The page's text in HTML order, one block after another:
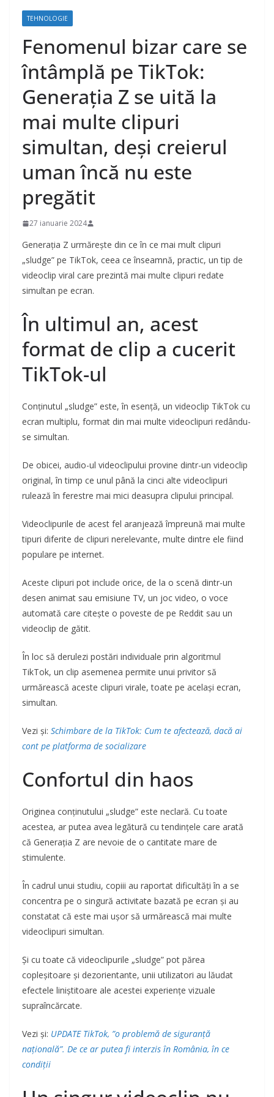
TEHNOLOGIE
Fenomenul bizar care se
întâmplă pe TikTok:
Generația Z se uită la
mai multe clipuri
simultan, deși creierul
uman încă nu este
pregătit
27 ianuarie 2024
Generația Z urmărește din ce în ce mai mult clipuri
„sludge” pe TikTok, ceea ce înseamnă, practic, un tip de
videoclip viral care prezintă mai multe clipuri redate
simultan pe ecran.
În ultimul an, acest
format de clip a cucerit
TikTok-ul
Conținutul „sludge” este, în esență, un videoclip TikTok cu
ecran multiplu, format din mai multe videoclipuri redându-
se simultan.
De obicei, audio-ul videoclipului provine dintr-un videoclip
original, în timp ce unul până la cinci alte videoclipuri
rulează în ferestre mai mici deasupra clipului principal.
Videoclipurile de acest fel aranjează împreună mai multe
tipuri diferite de clipuri nerelevante, multe dintre ele fiind
populare pe internet.
Aceste clipuri pot include orice, de la o scenă dintr-un
desen animat sau emisiune TV, un joc video, o voce
automată care citește o poveste de pe Reddit sau un
videoclip de gătit.
În loc să derulezi postări individuale prin algoritmul
TikTok, un clip asemenea permite unui privitor să
urmărească aceste clipuri virale, toate pe același ecran,
simultan.
Vezi și: Schimbare de la TikTok: Cum te afectează, dacă ai
cont pe platforma de socializare
Confortul din haos
Originea conținutului „sludge” este neclară. Cu toate
acestea, ar putea avea legătură cu tendințele care arată
că Generația Z are nevoie de o cantitate mare de
stimulente.
În cadrul unui studiu, copiii au raportat dificultăți în a se
concentra pe o singură activitate bazată pe ecran și au
constatat că este mai ușor să urmărească mai multe
videoclipuri simultan.
Și cu toate că videoclipurile „sludge” pot părea
copleșitoare și dezorientante, unii utilizatori au lăudat
efectele liniștitoare ale acestei experiențe vizuale
supraîncărcate.
Vezi și: UPDATE TikTok, ”o problemă de siguranță
națională”. De ce ar putea fi interzis în România, în ce
condiții